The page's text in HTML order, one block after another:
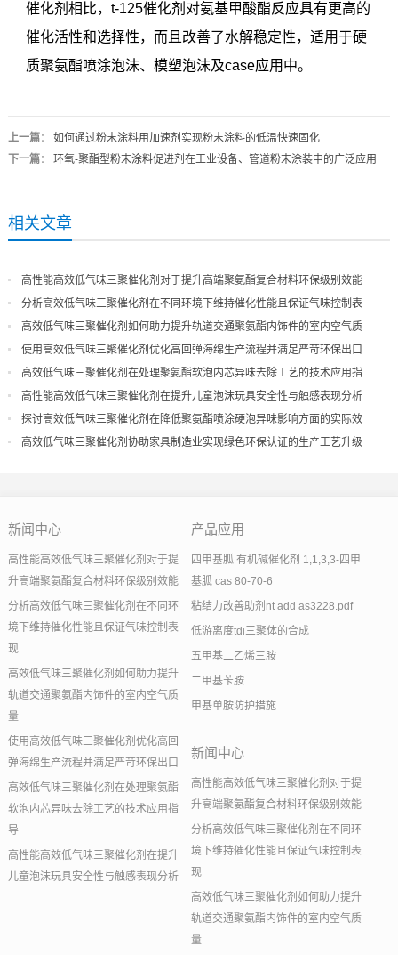
催化剂相比，t-125催化剂对氨基甲酸酯反应具有更高的
催化活性和选择性，而且改善了水解稳定性，适用于硬
质聚氨酯喷涂泡沫、模塑泡沫及case应用中。
上一篇： 如何通过粉末涂料用加速剂实现粉末涂料的低温快速固化
下一篇： 环氧-聚酯型粉末涂料促进剂在工业设备、管道粉末涂装中的广泛应用
相关文章
高性能高效低气味三聚催化剂对于提升高端聚氨酯复合材料环保级别效能
分析高效低气味三聚催化剂在不同环境下维持催化性能且保证气味控制表
现
高效低气味三聚催化剂如何助力提升轨道交通聚氨酯内饰件的室内空气质
量
使用高效低气味三聚催化剂优化高回弹海绵生产流程并满足严苛环保出口
高效低气味三聚催化剂在处理聚氨酯软泡内芯异味去除工艺的技术应用指
导
高性能高效低气味三聚催化剂在提升儿童泡沫玩具安全性与触感表现分析
探讨高效低气味三聚催化剂在降低聚氨酯喷涂硬泡异味影响方面的实际效
果
高效低气味三聚催化剂协助家具制造业实现绿色环保认证的生产工艺升级
新闻中心
高性能高效低气味三聚催化剂对于提
升高端聚氨酯复合材料环保级别效能
分析高效低气味三聚催化剂在不同环
境下维持催化性能且保证气味控制表
现
高效低气味三聚催化剂如何助力提升
轨道交通聚氨酯内饰件的室内空气质
量
使用高效低气味三聚催化剂优化高回
弹海绵生产流程并满足严苛环保出口
高效低气味三聚催化剂在处理聚氨酯
软泡内芯异味去除工艺的技术应用指
导
高性能高效低气味三聚催化剂在提升
儿童泡沫玩具安全性与触感表现分析
产品应用
四甲基胍 有机碱催化剂 1,1,3,3-四甲
基胍 cas 80-70-6
粘结力改善助剂nt add as3228.pdf
低游离度tdi三聚体的合成
五甲基二乙烯三胺
二甲基苄胺
甲基单胺防护措施
新闻中心
高性能高效低气味三聚催化剂对于提
升高端聚氨酯复合材料环保级别效能
分析高效低气味三聚催化剂在不同环
境下维持催化性能且保证气味控制表
现
高效低气味三聚催化剂如何助力提升
轨道交通聚氨酯内饰件的室内空气质
量